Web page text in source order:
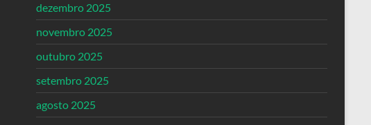
dezembro 2025
novembro 2025
outubro 2025
setembro 2025
agosto 2025